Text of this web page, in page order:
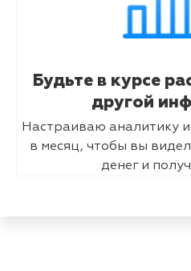
Будьте в курсе
другой
Настраиваю аналитику
в месяц, чтобы вы
денег и